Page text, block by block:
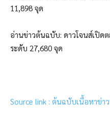
11,898 จุด
อ่านข่าวต้นฉบับ: ดาวโจนส์เปิด
ระดับ 27,680 จุด
Source link : ต้นฉบับเนื้อหาข่า